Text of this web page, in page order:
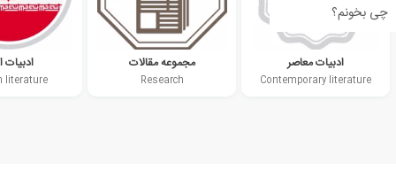
چی بخونم؟
ادبیات معاصر
Contemporary literature
مجموعه مقالات
Research
ادبیات
literature